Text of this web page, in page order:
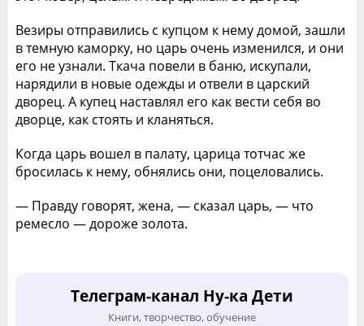
Везиры отправились с купцом к нему домой, зашли
в темную каморку, но царь очень изменился, и они
его не узнали. Ткача повели в баню, искупали,
нарядили в новые одежды и отвели в царский
дворец. А купец наставлял его как вести себя во
дворце, как стоять и кланяться.
Когда царь вошел в палату, царица тотчас же
бросилась к нему, обнялись они, поцеловались.
— Правду говорят, жена, — сказал царь, — что
ремесло — дороже золота.
Телеграм-канал Ну-ка Дети
Книги, творчество, обучение